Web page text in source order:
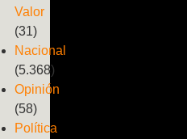
Valor
(31)
Nacional
(5.368)
Opinión
(58)
Política